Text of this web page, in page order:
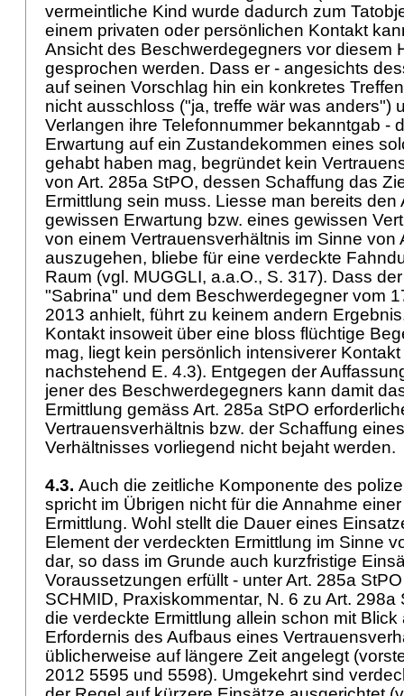
vermeintliche Kind wurde dadurch zum
einem privaten oder persönlichen Kontakt
Ansicht des Beschwerdegegners vor diesem
gesprochen werden. Dass er - angesichts
auf seinen Vorschlag hin ein konkretes
nicht ausschloss ("ja, treffe wär was anders")
Verlangen ihre Telefonnummer bekanntgab -
Erwartung auf ein Zustandekommen eines
gehabt haben mag, begründet kein
von Art. 285a StPO, dessen Schaffung das
Ermittlung sein muss. Liesse man bereits den
gewissen Erwartung bzw. eines gewissen
von einem Vertrauensverhältnis im Sinne von
auszugehen, bliebe für eine verdeckte
Raum (vgl. MUGGLI, a.a.O., S. 317). Dass
"Sabrina" und dem Beschwerdegegner vom
2013 anhielt, führt zu keinem andern
Kontakt insoweit über eine bloss flüchtige
mag, liegt kein persönlich intensiverer
nachstehend E. 4.3). Entgegen der
jener des Beschwerdegegners kann damit
Ermittlung gemäss Art. 285a StPO
Vertrauensverhältnis bzw. der Schaffung
Verhältnisses vorliegend nicht bejaht werden.
4.3. Auch die zeitliche Komponente des
spricht im Übrigen nicht für die Annahme
Ermittlung. Wohl stellt die Dauer eines
Element der verdeckten Ermittlung im Sinne
dar, so dass im Grunde auch kurzfristige
Voraussetzungen erfüllt - unterArt. 285a StPO
SCHMID, Praxiskommentar, N. 6 zu Art. 298a
die verdeckte Ermittlung allein schon mit
Erfordernis des Aufbaus eines
üblicherweise auf längere Zeit angelegt
2012 5595 und 5598). Umgekehrt sind